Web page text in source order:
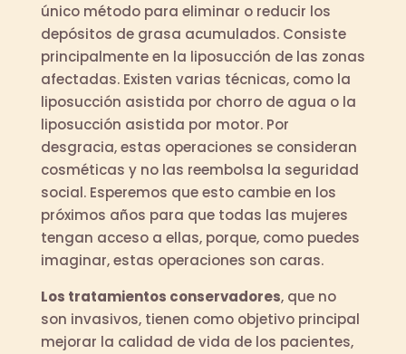
único método para eliminar o reducir los
depósitos de grasa acumulados. Consiste
principalmente en la liposucción de las zonas
afectadas. Existen varias técnicas, como la
liposucción asistida por chorro de agua o la
liposucción asistida por motor. Por
desgracia, estas operaciones se consideran
cosméticas y no las reembolsa la seguridad
social. Esperemos que esto cambie en los
próximos años para que todas las mujeres
tengan acceso a ellas, porque, como puedes
imaginar, estas operaciones son caras.
Los tratamientos conservadores, que no
son invasivos, tienen como objetivo principal
mejorar la calidad de vida de los pacientes,